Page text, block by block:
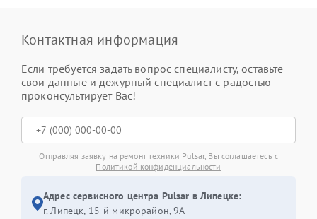
Контактная информация
Если требуется задать вопрос специалисту, оставьте
свои данные и дежурный специалист с радостью
проконсультирует Вас!
Отправляя заявку на ремонт техники Pulsar, Вы соглашаетесь с
Политикой конфиденциальности
Адрес сервисного центра Pulsar в Липецке:
г. Липецк, 15-й микрорайон, 9А